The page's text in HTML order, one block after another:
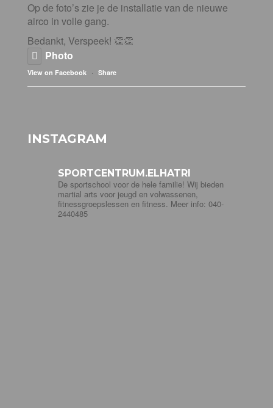
Op de foto’s zie je de installatie van de nieuwe
airco in volle gang.
Bedankt, Verspeek! 👏👏
Photo
View on Facebook · Share
INSTAGRAM
SPORTCENTRUM.ELHATRI
De sportschool voor de hele familie! Wij bieden
martial arts voor jeugd en volwassenen,
fitnessgroepslessen en fitness. Meer info: 040-
2440485